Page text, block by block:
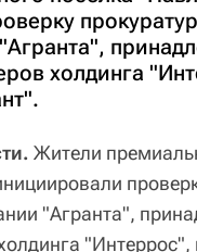
холдинга
Жители
"Агранта",